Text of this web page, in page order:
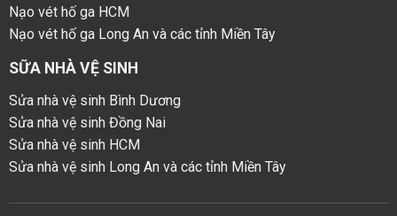
Nạo vét hố ga HCM
Nạo vét hố ga Long An và các tỉnh Miền Tây
SỮA NHÀ VỆ SINH
Sửa nhà vệ sinh Bình Dương
Sửa nhà vệ sinh Đồng Nai
Sửa nhà vệ sinh HCM
Sửa nhà vệ sinh Long An và các tỉnh Miền Tây